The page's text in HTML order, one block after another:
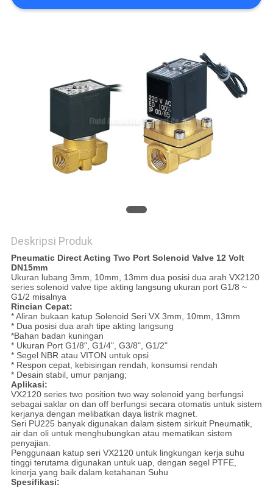
SITEMAP
POLICY
Deskripsi Produk
Pneumatic Direct Acting Two Port Solenoid Valve 12 Volt
DN15mm
Ukuran lubang 3mm, 10mm, 13mm dua posisi dua arah VX2120
series solenoid valve tipe akting langsung ukuran port G1/8 ~
G1/2 misalnya
Rincian Cepat:
* Aliran bukaan katup Solenoid Seri VX 3mm, 10mm, 13mm
* Dua posisi dua arah tipe akting langsung
*Bahan badan kuningan
* Ukuran Port G1/8", G1/4", G3/8", G1/2"
* Segel NBR atau VITON untuk opsi
* Respon cepat, kebisingan rendah, konsumsi rendah
* Desain stabil, umur panjang;
Aplikasi:
VX2120 series two position two way solenoid yang berfungsi
sebagai saklar on dan off berfungsi secara otomatis untuk sistem
kerjanya dengan melibatkan daya listrik magnet.
Seri PU225 banyak digunakan dalam sistem sirkuit Pneumatik,
air dan oli untuk menghubungkan atau mematikan sistem
penyajian.
Penggunaan katup seri VX2120 untuk lingkungan kerja suhu
tinggi terutama digunakan untuk uap, dengan segel PTFE,
kinerja yang baik dalam ketahanan Suhu
Spesifikasi: